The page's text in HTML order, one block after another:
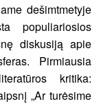
dešimtmetyje
populiariosios
diskusiją apie
Pirmiausia
kritika:
„Ar turėsime